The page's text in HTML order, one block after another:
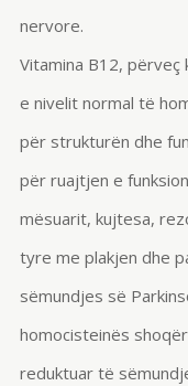
nervore.
Vitamina B12,
e nivelit normal të
për strukturën dhe
për ruajtjen e
mësuarit, kujtesa,
tyre me plakjen dhe
sëmundjes së
homocisteinës
reduktuar të